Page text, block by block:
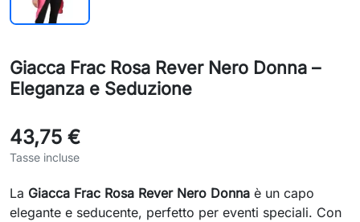
Giacca Frac Rosa Rever Nero Donna –
Eleganza e Seduzione
43,75 €
Tasse incluse
La Giacca Frac Rosa Rever Nero Donna è un capo
elegante e seducente, perfetto per eventi speciali. Con